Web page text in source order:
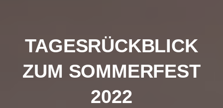
TAGESRÜCKBLICK
ZUM SOMMERFEST
2022